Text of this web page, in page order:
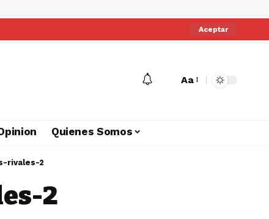
Aceptar
Aa
Quienes Somos
rivales-2
2